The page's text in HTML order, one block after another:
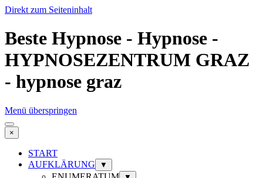
Direkt zum Seiteninhalt
Beste Hypnose - Hypnose -
HYPNOSEZENTRUM GRAZ
- hypnose graz
Menü überspringen
×
START
AUFKLÄRUNG
▼